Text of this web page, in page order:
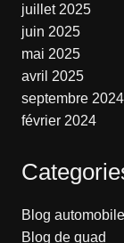
juillet 2025
juin 2025
mai 2025
avril 2025
septembre 2024
février 2024
Blog automobile
Blog de quad